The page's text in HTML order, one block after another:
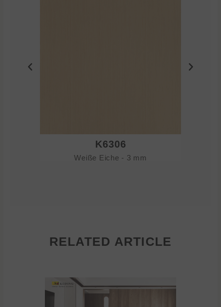
K6306
Weiße Eiche - 3 mm
RELATED ARTICLE